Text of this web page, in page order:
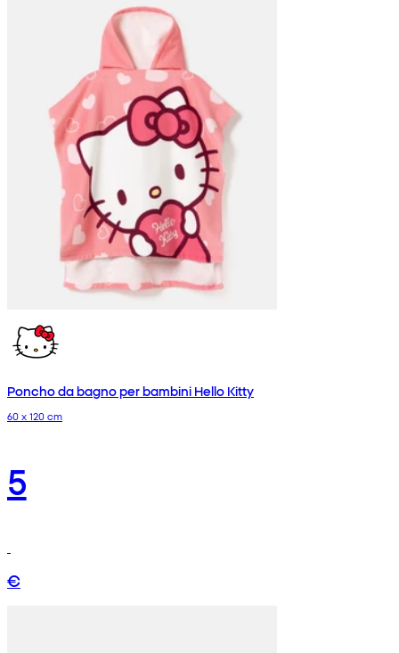
Poncho da bagno per bambini Hello Kitty
60 x 120 cm
5
€